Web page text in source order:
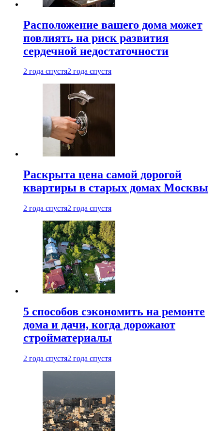
Расположение вашего дома может
повлиять на риск развития
сердечной недостаточности
2 года спустя2 года спустя
Раскрыта цена самой дорогой
квартиры в старых домах Москвы
2 года спустя2 года спустя
5 способов сэкономить на ремонте
дома и дачи, когда дорожают
стройматериалы
2 года спустя2 года спустя